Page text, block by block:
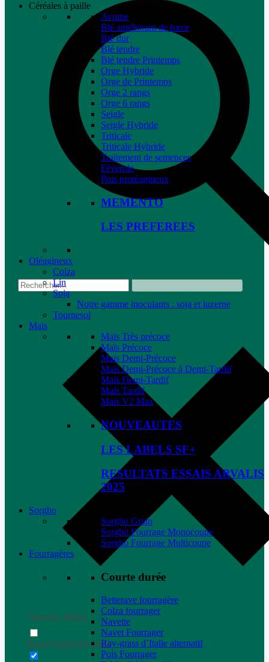
Generic filters
Exact matches only
Céréales à paille
Avoine
Blé améliorant de force
Blé dur
Blé tendre
Blé tendre Printemps
Orge Hybride
Orge de Printemps
Orge 2 rangs
Orge 6 rangs
Seigle
Seigle Hybride
Triticale
Triticale Hybride
Traitement de semences
Féverole
Pois protéagineux
MEMENTO
LES PREFEREES
Oléagineux
Colza
Lin
Soja
Notre gamme inoculants : soja et luzerne
Tournesol
Maïs
Maïs Très précoce
Maïs Précoce
Maïs Demi-Précoce
Maïs Demi-Précoce à Demi-Tardif
Maïs Demi-Tardif
Maïs Tardif
Maïs V2 Max
NOUVEAUTES
LES LABELS SF+
RESULTATS ESSAIS ARVALIS
2025
Sorgho
Sorgho Grain
Sorgho Fourrage Monocoupe
Sorgho Fourrage Multicoupe
Fourragères
Courte durée
Betterave fourragère
Colza fourrager
Navette
Navet Fourrager
Ray-grass d’Italie alternatif
Pois Fourrager